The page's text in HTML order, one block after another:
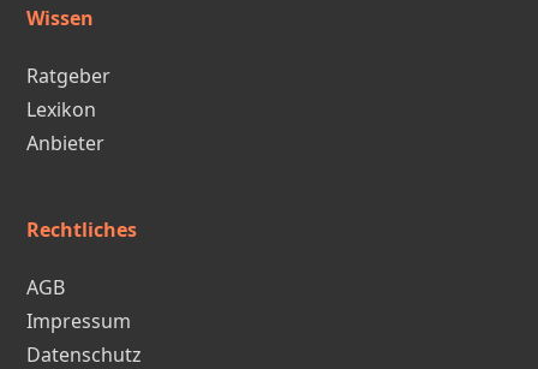
Wissen
Ratgeber
Lexikon
Anbieter
Rechtliches
AGB
Impressum
Datenschutz